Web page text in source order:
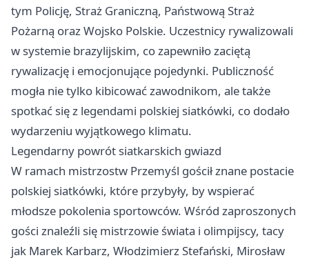
tym Policję, Straż Graniczną, Państwową Straż
Pożarną oraz Wojsko Polskie. Uczestnicy rywalizowali
w systemie brazylijskim, co zapewniło zaciętą
rywalizację i emocjonujące pojedynki. Publiczność
mogła nie tylko kibicować zawodnikom, ale także
spotkać się z legendami polskiej siatkówki, co dodało
wydarzeniu wyjątkowego klimatu.
Legendarny powrót siatkarskich gwiazd
W ramach mistrzostw Przemyśl gościł znane postacie
polskiej siatkówki, które przybyły, by wspierać
młodsze pokolenia sportowców. Wśród zaproszonych
gości znaleźli się mistrzowie świata i olimpijscy, tacy
jak Marek Karbarz, Włodzimierz Stefański, Mirosław